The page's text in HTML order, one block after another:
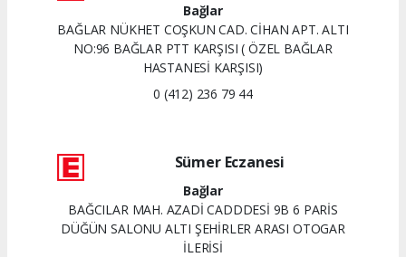
Bağlar
BAĞLAR NÜKHET COŞKUN CAD. CİHAN APT. ALTI
NO:96 BAĞLAR PTT KARŞISI ( ÖZEL BAĞLAR
HASTANESİ KARŞISI)
0 (412) 236 79 44
Sümer Eczanesi
Bağlar
BAĞCILAR MAH. AZADİ CADDDESİ 9B 6 PARİS
DÜĞÜN SALONU ALTI ŞEHİRLER ARASI OTOGAR
İLERİSİ